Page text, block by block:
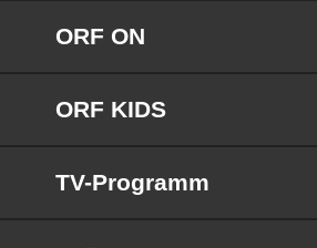
ORF ON
ORF KIDS
TV-Programm